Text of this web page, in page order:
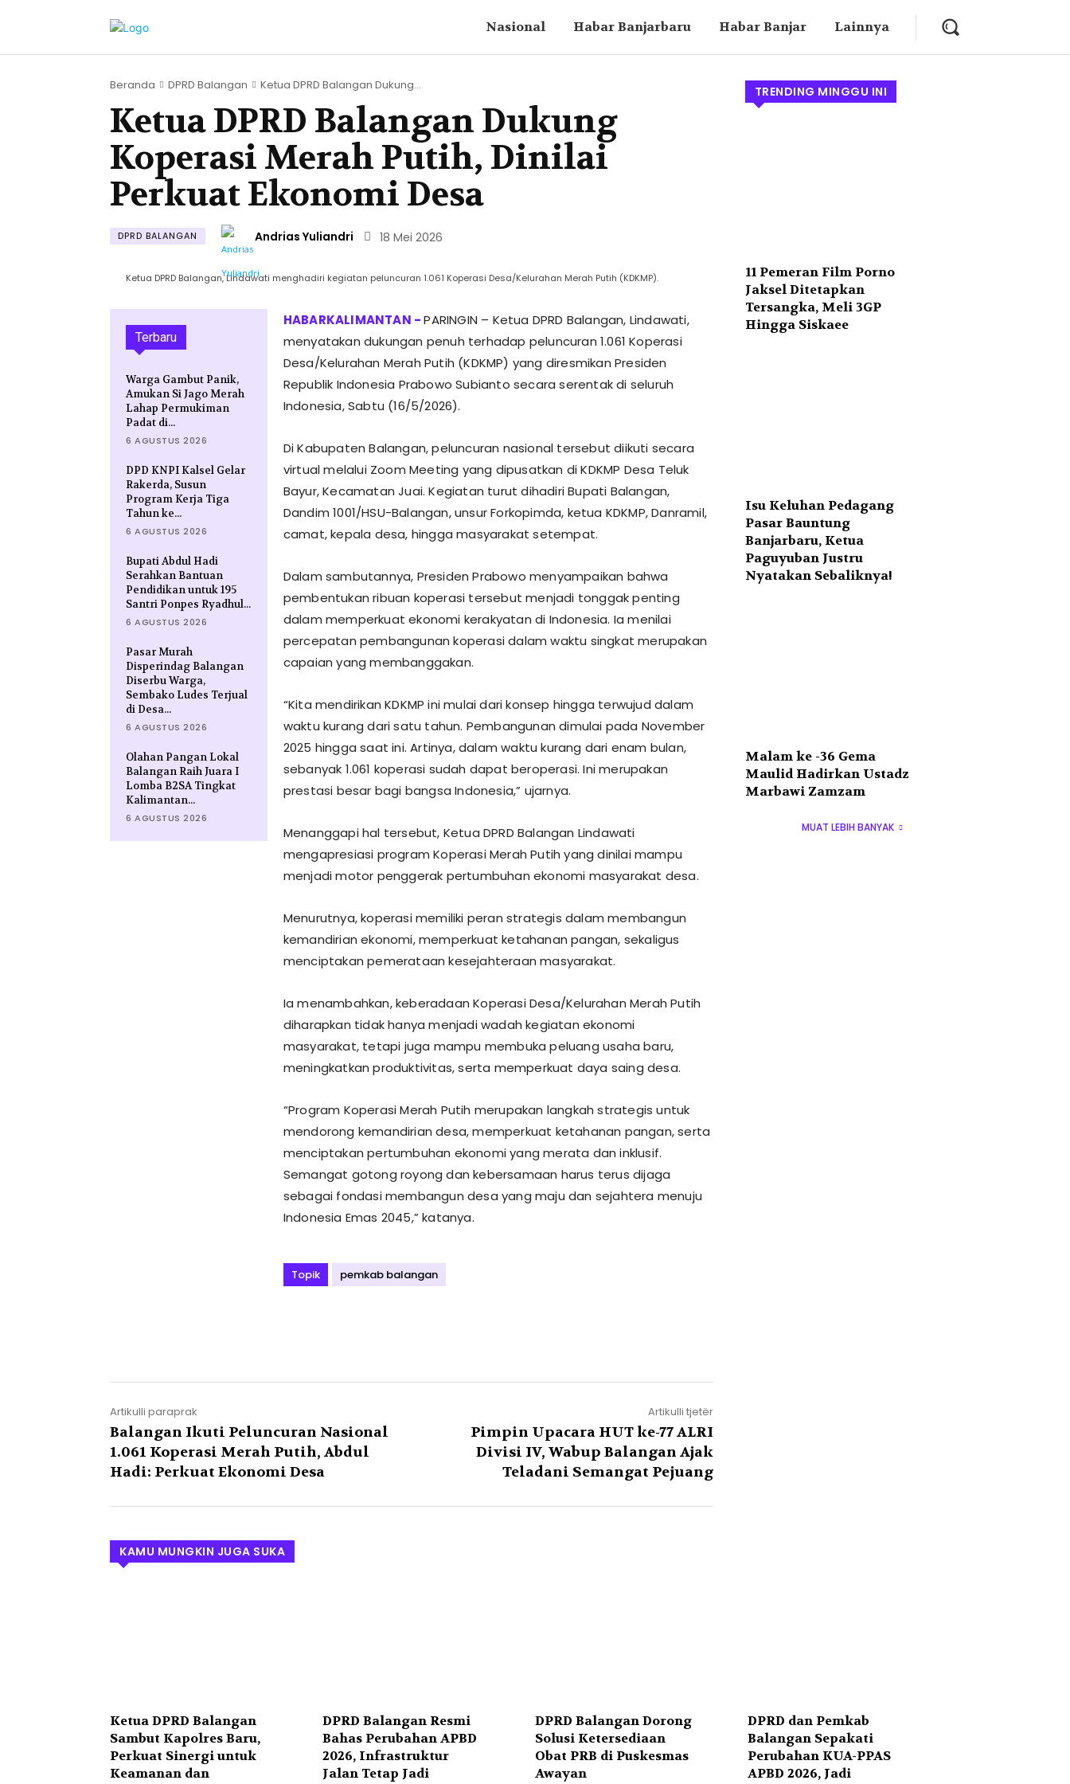
Nasional Habar Banjarbaru Habar Banjar Lainnya
Beranda DPRD Balangan Ketua DPRD Balangan Dukung...
Ketua DPRD Balangan Dukung
Koperasi Merah Putih, Dinilai
Perkuat Ekonomi Desa
DPRD BALANGAN Andrias Yuliandri 18 Mei 2026
Ketua DPRD Balangan, Lindawati menghadiri kegiatan peluncuran 1.061 Koperasi Desa/Kelurahan Merah Putih (KDKMP).
Terbaru
Warga Gambut Panik,
Amukan Si Jago Merah
Lahap Permukiman
Padat di...
6 AGUSTUS 2026
DPD KNPI Kalsel Gelar
Rakerda, Susun
Program Kerja Tiga
Tahun ke...
6 AGUSTUS 2026
Bupati Abdul Hadi
Serahkan Bantuan
Pendidikan untuk 195
Santri Ponpes Ryadhul...
6 AGUSTUS 2026
Pasar Murah
Disperindag Balangan
Diserbu Warga,
Sembako Ludes Terjual
di Desa...
6 AGUSTUS 2026
Olahan Pangan Lokal
Balangan Raih Juara I
Lomba B2SA Tingkat
Kalimantan...
6 AGUSTUS 2026
PARINGIN – Ketua DPRD Balangan, Lindawati,
menyatakan dukungan penuh terhadap peluncuran 1.061 Koperasi
Desa/Kelurahan Merah Putih (KDKMP) yang diresmikan Presiden
Republik Indonesia Prabowo Subianto secara serentak di seluruh
Indonesia, Sabtu (16/5/2026).
Di Kabupaten Balangan, peluncuran nasional tersebut diikuti secara
virtual melalui Zoom Meeting yang dipusatkan di KDKMP Desa Teluk
Bayur, Kecamatan Juai. Kegiatan turut dihadiri Bupati Balangan,
Dandim 1001/HSU-Balangan, unsur Forkopimda, ketua KDKMP, Danramil,
camat, kepala desa, hingga masyarakat setempat.
Dalam sambutannya, Presiden Prabowo menyampaikan bahwa
pembentukan ribuan koperasi tersebut menjadi tonggak penting
dalam memperkuat ekonomi kerakyatan di Indonesia. Ia menilai
percepatan pembangunan koperasi dalam waktu singkat merupakan
capaian yang membanggakan.
“Kita mendirikan KDKMP ini mulai dari konsep hingga terwujud dalam
waktu kurang dari satu tahun. Pembangunan dimulai pada November
2025 hingga saat ini. Artinya, dalam waktu kurang dari enam bulan,
sebanyak 1.061 koperasi sudah dapat beroperasi. Ini merupakan
prestasi besar bagi bangsa Indonesia,” ujarnya.
Menanggapi hal tersebut, Ketua DPRD Balangan Lindawati
mengapresiasi program Koperasi Merah Putih yang dinilai mampu
menjadi motor penggerak pertumbuhan ekonomi masyarakat desa.
Menurutnya, koperasi memiliki peran strategis dalam membangun
kemandirian ekonomi, memperkuat ketahanan pangan, sekaligus
menciptakan pemerataan kesejahteraan masyarakat.
Ia menambahkan, keberadaan Koperasi Desa/Kelurahan Merah Putih
diharapkan tidak hanya menjadi wadah kegiatan ekonomi
masyarakat, tetapi juga mampu membuka peluang usaha baru,
meningkatkan produktivitas, serta memperkuat daya saing desa.
“Program Koperasi Merah Putih merupakan langkah strategis untuk
mendorong kemandirian desa, memperkuat ketahanan pangan, serta
menciptakan pertumbuhan ekonomi yang merata dan inklusif.
Semangat gotong royong dan kebersamaan harus terus dijaga
sebagai fondasi membangun desa yang maju dan sejahtera menuju
Indonesia Emas 2045,” katanya.
Topik pemkab balangan
Artikulli paraprak
Balangan Ikuti Peluncuran Nasional
1.061 Koperasi Merah Putih, Abdul
Hadi: Perkuat Ekonomi Desa
Artikulli tjetër
Pimpin Upacara HUT ke-77 ALRI
Divisi IV, Wabup Balangan Ajak
Teladani Semangat Pejuang
TRENDING MINGGU INI
11 Pemeran Film Porno
Jaksel Ditetapkan
Tersangka, Meli 3GP
Hingga Siskaee
Isu Keluhan Pedagang
Pasar Bauntung
Banjarbaru, Ketua
Paguyuban Justru
Nyatakan Sebaliknya!
Malam ke -36 Gema
Maulid Hadirkan Ustadz
Marbawi Zamzam
MUAT LEBIH BANYAK
KAMU MUNGKIN JUGA SUKA
Ketua DPRD Balangan
Sambut Kapolres Baru,
Perkuat Sinergi untuk
Keamanan dan
DPRD Balangan Resmi
Bahas Perubahan APBD
2026, Infrastruktur
Jalan Tetap Jadi
DPRD Balangan Dorong
Solusi Ketersediaan
Obat PRB di Puskesmas
Awayan
DPRD dan Pemkab
Balangan Sepakati
Perubahan KUA-PPAS
APBD 2026, Jadi